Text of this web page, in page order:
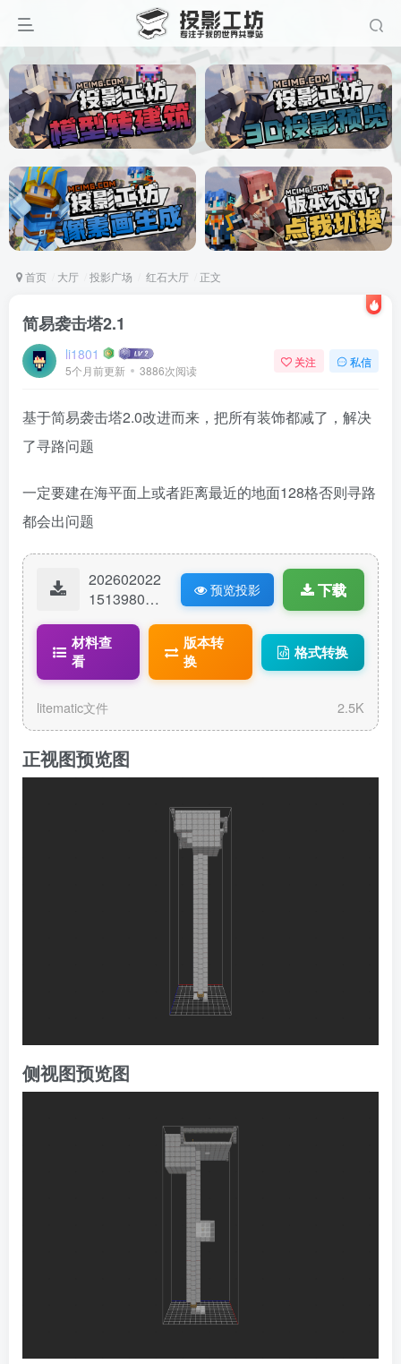
首页 大厅 投影广场 红石大厅 正文
简易袭击塔2.1
li1801
5个月前更新 3886次阅读
关注 私信
基于简易袭击塔2.0改进而来，把所有装饰都减了，解决
了寻路问题
一定要建在海平面上或者距离最近的地面128格否则寻路
都会出问题
202602022
15139806-
2.1.litemati
预览投影 下载
材料查
看
版本转
换
格式转换
litematic文件 2.5K
正视图预览图
侧视图预览图